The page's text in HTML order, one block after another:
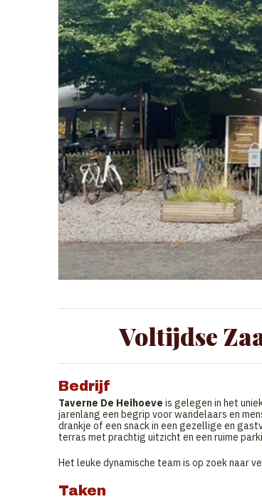
Voltijdse
Bedrijf
Taverne De Heihoeve is gelegen in het
jarenlang een begrip voor wandelaars en
drankje of een snack in een gezellige en
terras met prachtig uitzicht en een ruime
Het leuke dynamische team is op zoek naar
Taken